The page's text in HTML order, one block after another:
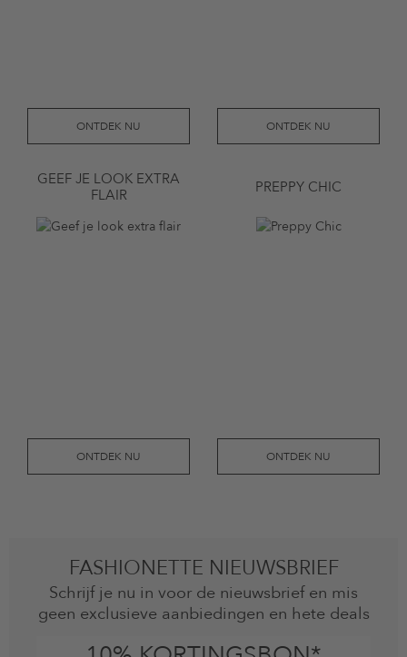
ONTDEK NU ONTDEK NU
GEEF JE LOOK EXTRA
FLAIR
ONTDEK NU
PREPPY CHIC
ONTDEK NU
FASHIONETTE NIEUWSBRIEF
Schrijf je nu in voor de nieuwsbrief en mis
geen exclusieve aanbiedingen en hete deals